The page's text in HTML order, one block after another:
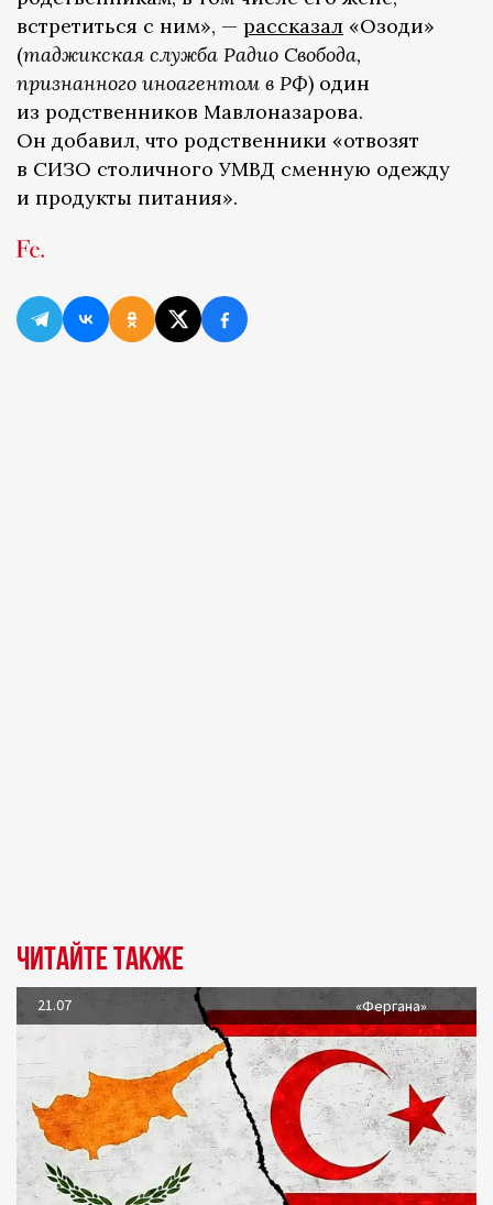
встретиться с ним», — рассказал «Озоди»
(таджикская служба Радио Свобода,
признанного иноагентом в РФ) один
из родственников Мавлоназарова.
Он добавил, что родственники «отвозят
в СИЗО столичного УМВД сменную одежду
и продукты питания».
Читайте также
21.07 «Фергана»